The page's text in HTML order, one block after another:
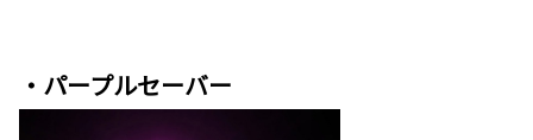
・パープルセーバー